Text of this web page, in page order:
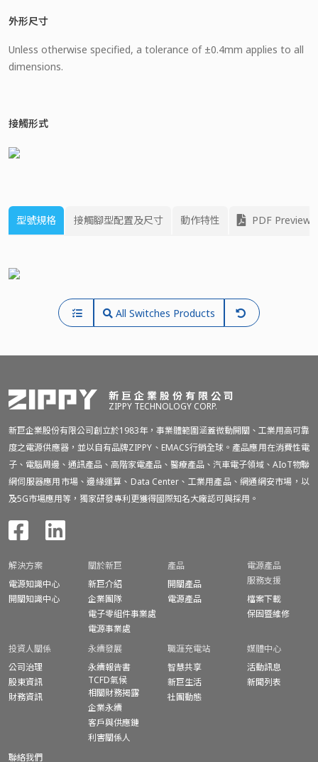
外形尺寸
Unless otherwise specified, a tolerance of ±0.4mm applies to all
dimensions.
接觸形式
型號規格 接觸腳型配置及尺寸 動作特性 PDF Preview
All Switches Products
新巨企業股份有限公司
ZIPPY TECHNOLOGY CORP.
新巨企業股份有限公司創立於1983年，事業體範圍涵蓋微動開關、工業用高可靠
度之電源供應器，並以自有品牌ZIPPY、EMACS行銷全球。產品應用在消費性電
子、電腦周邊、通訊產品、高階家電產品、醫療產品、汽車電子領域、AIoT物聯
網伺服器應用市場、邊緣運算、Data Center、工業用產品、網通網安市場，以
及5G市場應用等，獨家研發專利更獲得國際知名大廠認可與採用。
解決方案
電源知識中心
開關知識中心
關於新巨
新巨介紹
企業團隊
電子零組件事業處
電源事業處
產品
開關產品
電源產品
電源產品
服務支援
檔案下載
保固暨維修
投資人關係
公司治理
股東資訊
財務資訊
永續發展
永續報告書
TCFD氣候
相關財務揭露
企業永續
客戶與供應鏈
利害關係人
職涯充電站
智慧共享
新巨生活
社團動態
媒體中心
活動訊息
新聞列表
聯絡我們